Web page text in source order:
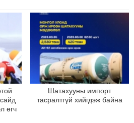
өгч
Шатахууны импорт
тасралтгүй хийгдэж байна